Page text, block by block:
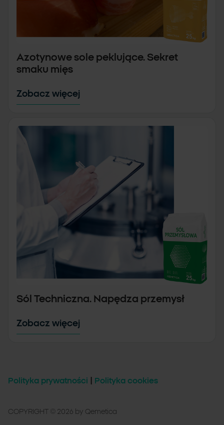
Azotynowe sole peklujące. Sekret
smaku mięs
Zobacz więcej
Sól Techniczna. Napędza przemysł
Zobacz więcej
Polityka prywatności Polityka cookies
COPYRIGHT © 2026 by Qemetica